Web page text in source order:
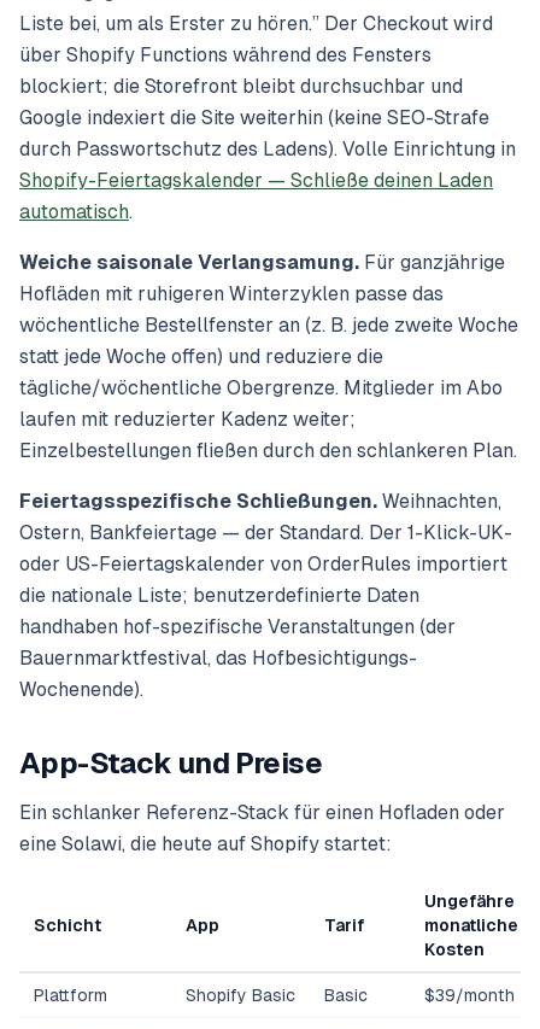
Liste bei, um als Erster zu hören.” Der Checkout wird
über Shopify Functions während des Fensters
blockiert; die Storefront bleibt durchsuchbar und
Google indexiert die Site weiterhin (keine SEO-Strafe
durch Passwortschutz des Ladens). Volle Einrichtung in
Shopify-Feiertagskalender — Schließe deinen Laden
automatisch.
Weiche saisonale Verlangsamung. Für ganzjährige
Hofläden mit ruhigeren Winterzyklen passe das
wöchentliche Bestellfenster an (z. B. jede zweite Woche
statt jede Woche offen) und reduziere die
tägliche/wöchentliche Obergrenze. Mitglieder im Abo
laufen mit reduzierter Kadenz weiter;
Einzelbestellungen fließen durch den schlankeren Plan.
Feiertagsspezifische Schließungen. Weihnachten,
Ostern, Bankfeiertage — der Standard. Der 1-Klick-UK-
oder US-Feiertagskalender von OrderRules importiert
die nationale Liste; benutzerdefinierte Daten
handhaben hof-spezifische Veranstaltungen (der
Bauernmarktfestival, das Hofbesichtigungs-
Wochenende).
App-Stack und Preise
Ein schlanker Referenz-Stack für einen Hofladen oder
eine Solawi, die heute auf Shopify startet:
Schicht App Tarif
Ungefähre
monatliche
Kosten
Plattform Shopify Basic Basic $39/month